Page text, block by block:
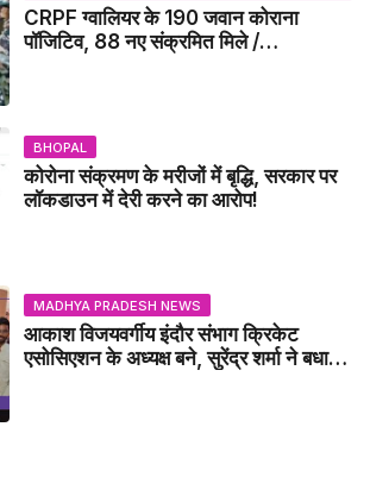
CRPF ग्वालियर के 190 जवान कोराना
पॉजिटिव, 88 नए संक्रमित मिले /
BHOPAL
कोरोना संक्रमण के मरीजों में बृद्धि, सरकार पर
लॉकडाउन में देरी करने का आरोप!
MADHYA PRADESH NEWS
आकाश विजयवर्गीय इंदौर संभाग क्रिकेट
एसोसिएशन के अध्यक्ष बने, सुरेंद्र शर्मा ने बधाई